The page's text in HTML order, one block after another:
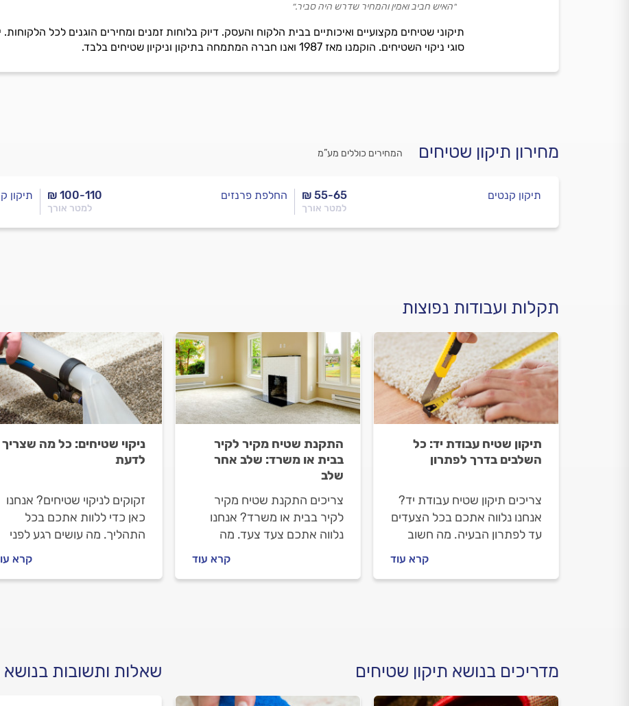
תיקוני שטיחים מקצועיים ואיכותיים בבית הלקוח והעסק. דיוק בלוחות זמנים ומחירים הוגנים לכל
סוגי ניקוי השטיחים. הוקמנו מאז 1987 ואנו חברה המתמחה בתיקון וניקיון שטיחים בלבד.
״האיש חביב ואמין והמחיר שדרש היה סביר.״
מחירון תיקון שטיחים המחירים כוללים מע”מ
₪ 55-65
למטר אורך
תיקון קנטים ₪ 100-110
למטר אורך
החלפת פרנזים תיקון
תקלות ועבודות נפוצות
תיקון שטיח עבודת יד: כל
השלבים בדרך לפתרון
צריכים תיקון שטיח עבודת יד?
אנחנו נלווה אתכם בכל הצעדים
עד לפתרון הבעיה. מה חשוב
השטיחים וכמה התיקון עולה?
קרא עוד
התקנת שטיח מקיר לקיר
בבית או משרד: שלב אחר
שלב
צריכים התקנת שטיח מקיר
לקיר בבית או משרד? אנחנו
נלווה אתכם צעד צעד. מה
מקיר לקיר, איך מתנהלים מול
מתקין השטיחים וכמה העבודה
קרא עוד
ניקוי שטיחים: כל מה שצריך
לדעת
זקוקים לניקוי שטיחים? אנחנו
כאן כדי ללוות אתכם בכל
התהליך. מה עושים רגע לפני
העבודה וכמה יעלה ניקוי
קרא
מדריכים בנושא תיקון שטיחים שאלות ותשובות בנושא